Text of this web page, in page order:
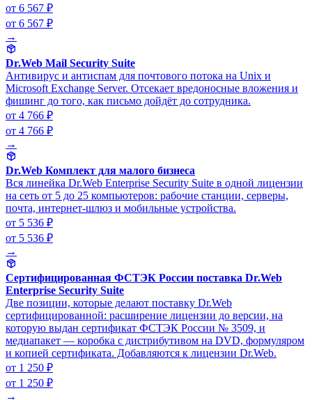
от 6 567 ₽
от 6 567 ₽
→
Dr.Web Mail Security Suite
Антивирус и антиспам для почтового потока на Unix и
Microsoft Exchange Server. Отсекает вредоносные вложения и
фишинг до того, как письмо дойдёт до сотрудника.
от 4 766 ₽
от 4 766 ₽
→
Dr.Web Комплект для малого бизнеса
Вся линейка Dr.Web Enterprise Security Suite в одной лицензии
на сеть от 5 до 25 компьютеров: рабочие станции, серверы,
почта, интернет-шлюз и мобильные устройства.
от 5 536 ₽
от 5 536 ₽
→
Сертифицированная ФСТЭК России поставка Dr.Web
Enterprise Security Suite
Две позиции, которые делают поставку Dr.Web
сертифицированной: расширение лицензии до версии, на
которую выдан сертификат ФСТЭК России № 3509, и
медиапакет — коробка с дистрибутивом на DVD, формуляром
и копией сертификата. Добавляются к лицензии Dr.Web.
от 1 250 ₽
от 1 250 ₽
→